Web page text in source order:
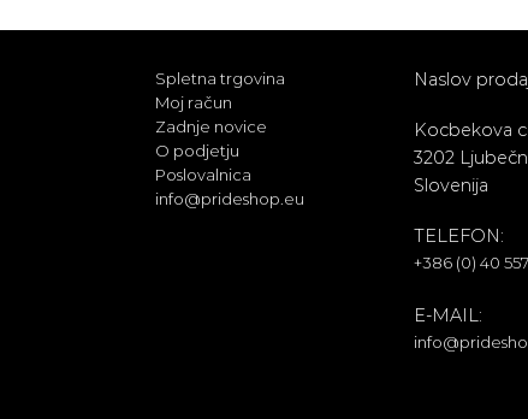
Spletna trgovina
Moj račun
Zadnje novice
O podjetju
Poslovalnica
info@prideshop.eu
Naslov
Kocbekova
3202
Slovenija
TELEFON:
+386 (0) 40
E-MAIL: